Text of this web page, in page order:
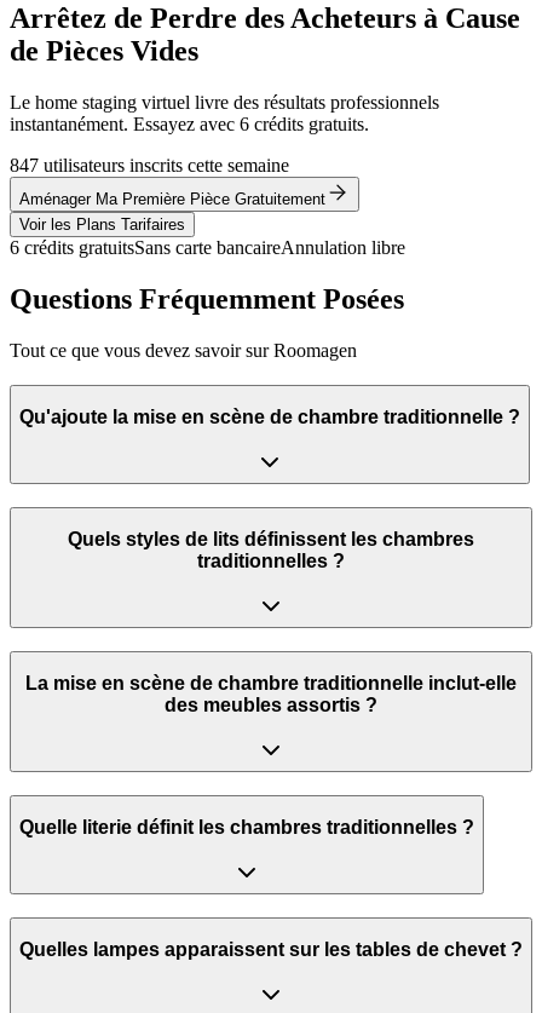
Arrêtez de Perdre des Acheteurs à Cause
de Pièces Vides
Le home staging virtuel livre des résultats professionnels
instantanément. Essayez avec 6 crédits gratuits.
847 utilisateurs inscrits cette semaine
Aménager Ma Première Pièce Gratuitement
Voir les Plans Tarifaires
6 crédits gratuitsSans carte bancaireAnnulation libre
Questions Fréquemment Posées
Tout ce que vous devez savoir sur Roomagen
Qu'ajoute la mise en scène de chambre traditionnelle ?
Quels styles de lits définissent les chambres
traditionnelles ?
La mise en scène de chambre traditionnelle inclut-elle
des meubles assortis ?
Quelle literie définit les chambres traditionnelles ?
Quelles lampes apparaissent sur les tables de chevet ?